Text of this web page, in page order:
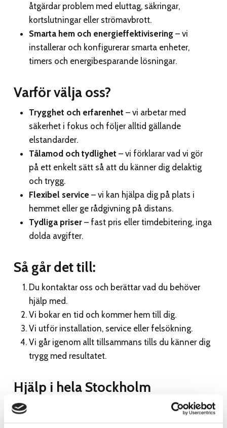
åtgärdar problem med eluttag, säkringar,
kortslutningar eller strömavbrott.
Smarta hem och energieffektivisering – vi
installerar och konfigurerar smarta enheter,
timers och energibesparande lösningar.
Varför välja oss?
Trygghet och erfarenhet – vi arbetar med
säkerhet i fokus och följer alltid gällande
elstandarder.
Tålamod och tydlighet – vi förklarar vad vi gör
på ett enkelt sätt så att du känner dig delaktig
och trygg.
Flexibel service – vi kan hjälpa dig på plats i
hemmet eller ge rådgivning på distans.
Tydliga priser – fast pris eller timdebitering, inga
dolda avgifter.
Så går det till:
Du kontaktar oss och berättar vad du behöver
hjälp med.
Vi bokar en tid och kommer hem till dig.
Vi utför installation, service eller felsökning.
Vi går igenom allt tillsammans tills du känner dig
trygg med resultatet.
Hjälp i hela Stockholm
Vi erbjuder elhjälp i hela Stockholm – från Innerstan
till Bromma, Täby, Nacka, Lidingö, Solna,